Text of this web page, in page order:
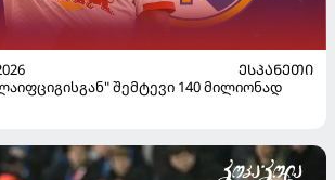
ᲔᲡᲞᲐᲜᲔᲗᲘ
შემტევი 140 მილიონად